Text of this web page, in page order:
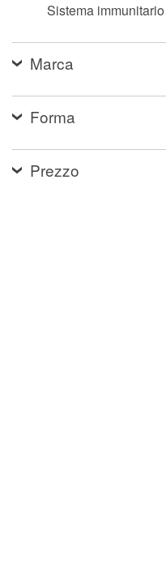
Sistema immunitario
Marca
Forma
Prezzo